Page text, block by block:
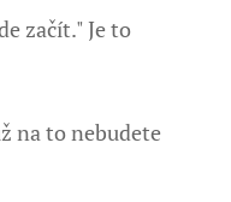
začít." Je to
na to nebudete